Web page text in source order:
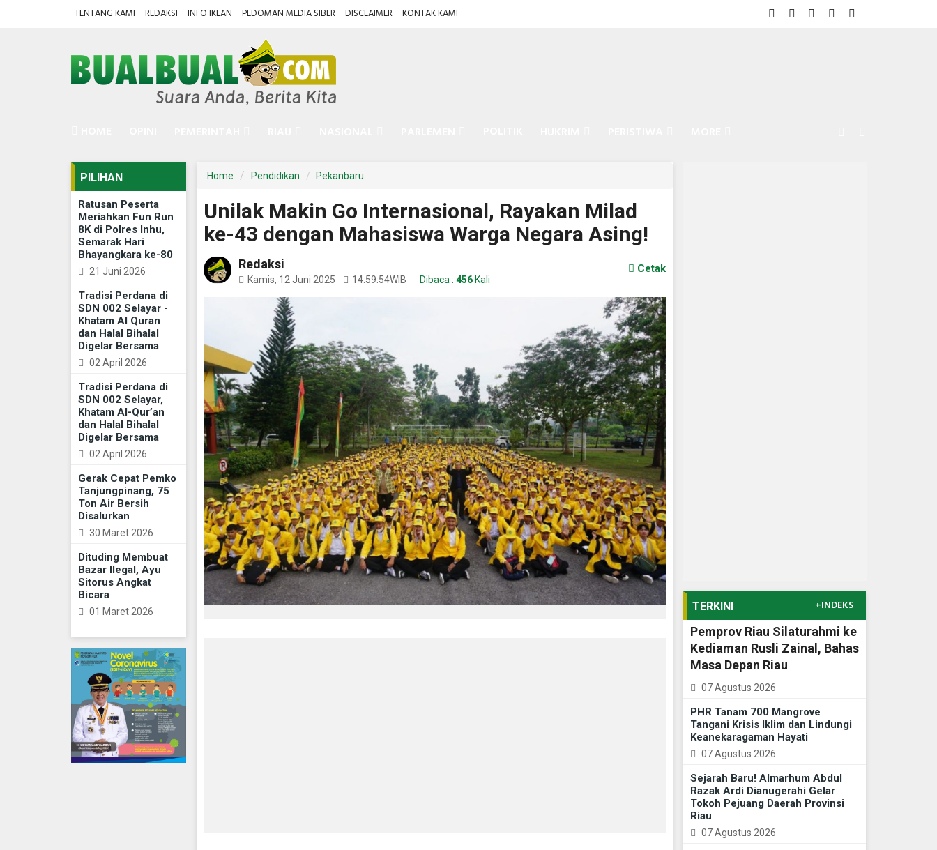
TENTANG KAMI REDAKSI INFO IKLAN PEDOMAN MEDIA SIBER DISCLAIMER KONTAK KAMI
PILIHAN
Ratusan Peserta
Meriahkan Fun Run
8K di Polres Inhu,
Semarak Hari
Bhayangkara ke-80
21 Juni 2026
Tradisi Perdana di
SDN 002 Selayar -
Khatam Al Quran
dan Halal Bihalal
Digelar Bersama
02 April 2026
Tradisi Perdana di
SDN 002 Selayar,
Khatam Al-Qur’an
dan Halal Bihalal
Digelar Bersama
02 April 2026
Gerak Cepat Pemko
Tanjungpinang, 75
Ton Air Bersih
Disalurkan
30 Maret 2026
Dituding Membuat
Bazar Ilegal, Ayu
Sitorus Angkat
Bicara
01 Maret 2026
Home Pendidikan Pekanbaru
Unilak Makin Go Internasional, Rayakan Milad
ke-43 dengan Mahasiswa Warga Negara Asing!
Redaksi
Kamis, 12 Juni 2025 14:59:54WIB Dibaca : 456 Kali
Cetak
TERKINI +INDEKS
Pemprov Riau Silaturahmi ke
Kediaman Rusli Zainal, Bahas
Masa Depan Riau
07 Agustus 2026
PHR Tanam 700 Mangrove
Tangani Krisis Iklim dan Lindungi
Keanekaragaman Hayati
07 Agustus 2026
Sejarah Baru! Almarhum Abdul
Razak Ardi Dianugerahi Gelar
Tokoh Pejuang Daerah Provinsi
Riau
07 Agustus 2026